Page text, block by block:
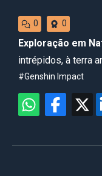
0 0
Exploração em
intrépidos, à terra
abrangente vai
aventuras que
Impact. Prepare-se
#Genshin Impact